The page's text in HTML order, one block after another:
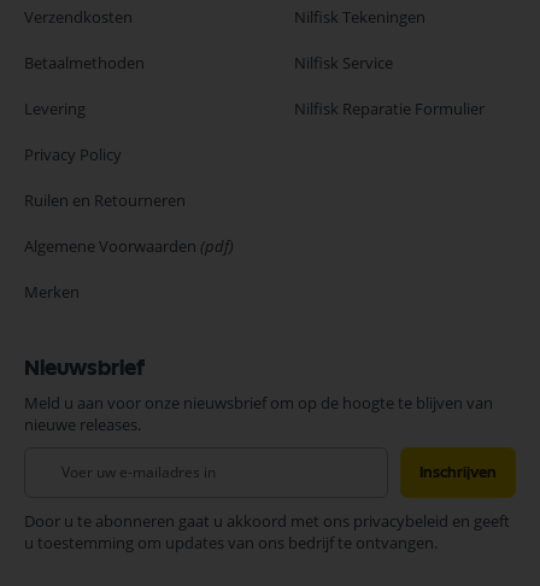
Verzendkosten
Betaalmethoden
Levering
Privacy Policy
Ruilen en Retourneren
Algemene Voorwaarden (pdf)
Merken
Nilfisk Tekeningen
Nilfisk Service
Nilfisk Reparatie Formulier
Nieuwsbrief
Meld u aan voor onze nieuwsbrief om op de hoogte te blijven van
nieuwe releases.
onze
nieuwsbrief
Inschrijven
Door u te abonneren gaat u akkoord met ons privacybeleid en geeft
u toestemming om updates van ons bedrijf te ontvangen.